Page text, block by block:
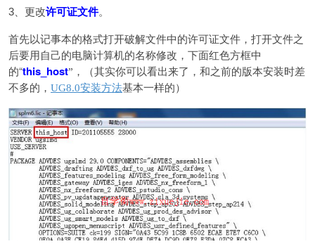
3、 更改许可证文件。
首先以记事本的格式打开破解文件中的许可证文件 ，打开文件之
后要用自己的电脑计算机的名称修改，下面红色方框中
的“this_host”，（其实你可以看出来了，和之前的版本安装时差
不多的， UG8.0安装方法基本一样的）